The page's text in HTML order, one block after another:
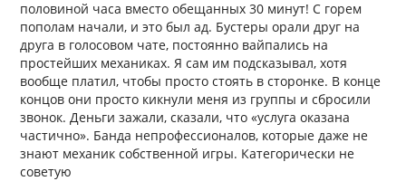
половиной часа вместо обещанных 30 минут! С горем
пополам начали, и это был ад. Бустеры орали друг на
друга в голосовом чате, постоянно вайпались на
простейших механиках. Я сам им подсказывал, хотя
вообще платил, чтобы просто стоять в сторонке. В конце
концов они просто кикнули меня из группы и сбросили
звонок. Деньги зажали, сказали, что «услуга оказана
частично». Банда непрофессионалов, которые даже не
знают механик собственной игры. Категорически не
советую